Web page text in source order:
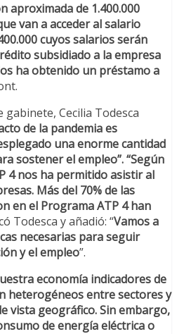
aproximada de 1.400.000
van a acceder al salario
cuyos salarios serán
subsidiado a la empresa
ha obtenido un préstamo a
Cecilia Todesca
de la pandemia es
una enorme cantidad
sostener el empleo”. “Según
4 nos ha permitido asistir al
Más del 70% de las
en el Programa ATP 4 han
Todesca y añadió: “Vamos a
necesarias para seguir
y el empleo”.
economía indicadores de
heterogéneos entre sectores y
vista geográfico. Sin embargo,
de energía eléctrica o